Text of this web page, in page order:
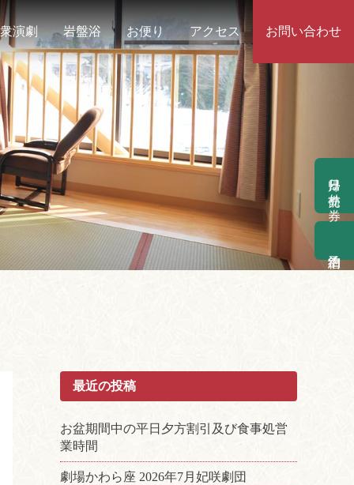
演劇 岩盤浴 お便り アクセス お問い合わせ
日帰り前売り券
最近の投稿
お盆期間中の平日夕方割引及び食事処営
業時間
劇場かわら座 2026年7月妃咲劇団